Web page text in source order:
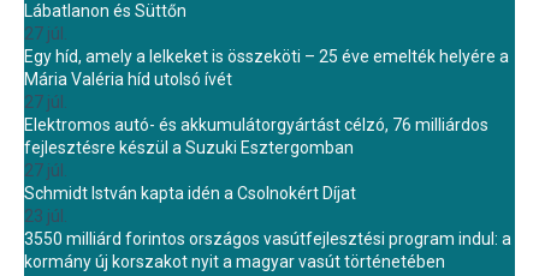
Lábatlanon és Süttőn
27 júl.
Egy híd, amely a lelkeket is összeköti – 25 éve emelték helyére a
Mária Valéria híd utolsó ívét
27 júl.
Elektromos autó- és akkumulátorgyártást célzó, 76 milliárdos
fejlesztésre készül a Suzuki Esztergomban
27 júl.
Schmidt István kapta idén a Csolnokért Díjat
23 júl.
3550 milliárd forintos országos vasútfejlesztési program indul: a
kormány új korszakot nyit a magyar vasút történetében